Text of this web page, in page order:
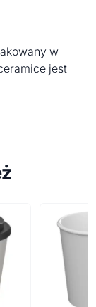
w
jest